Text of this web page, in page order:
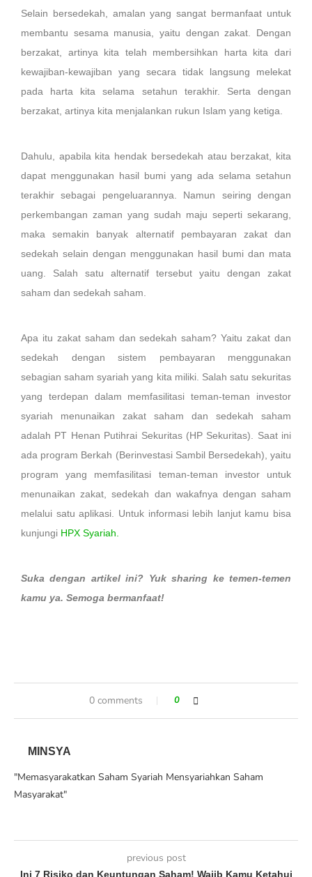
Selain bersedekah, amalan yang sangat bermanfaat untuk
membantu sesama manusia, yaitu dengan zakat. Dengan
berzakat, artinya kita telah membersihkan harta kita dari
kewajiban-kewajiban yang secara tidak langsung melekat
pada harta kita selama setahun terakhir. Serta dengan
berzakat, artinya kita menjalankan rukun Islam yang ketiga.
Dahulu, apabila kita hendak bersedekah atau berzakat, kita
dapat menggunakan hasil bumi yang ada selama setahun
terakhir sebagai pengeluarannya. Namun seiring dengan
perkembangan zaman yang sudah maju seperti sekarang,
maka semakin banyak alternatif pembayaran zakat dan
sedekah selain dengan menggunakan hasil bumi dan mata
uang. Salah satu alternatif tersebut yaitu dengan zakat
saham dan sedekah saham.
Apa itu zakat saham dan sedekah saham? Yaitu zakat dan
sedekah dengan sistem pembayaran menggunakan
sebagian saham syariah yang kita miliki. Salah satu sekuritas
yang terdepan dalam memfasilitasi teman-teman investor
syariah menunaikan zakat saham dan sedekah saham
adalah PT Henan Putihrai Sekuritas (HP Sekuritas). Saat ini
ada program Berkah (Berinvestasi Sambil Bersedekah), yaitu
program yang memfasilitasi teman-teman investor untuk
menunaikan zakat, sedekah dan wakafnya dengan saham
melalui satu aplikasi. Untuk informasi lebih lanjut kamu bisa
kunjungi HPX Syariah.
Suka dengan artikel ini? Yuk sharing ke temen-temen
kamu ya. Semoga bermanfaat!
0 comments 0
MINSYA
"Memasyarakatkan Saham Syariah Mensyariahkan Saham
Masyarakat"
previous post
Ini 7 Risiko dan Keuntungan Saham! Wajib Kamu Ketahui